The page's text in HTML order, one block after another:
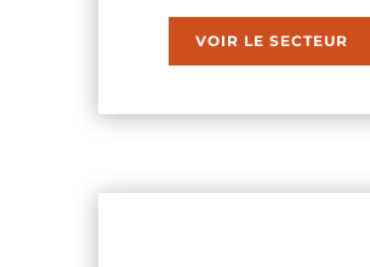
VOIR LE SECTEUR